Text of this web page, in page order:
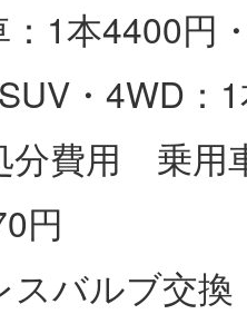
1本4400円
・4WD：
分費用 乗用
円
スバルブ交